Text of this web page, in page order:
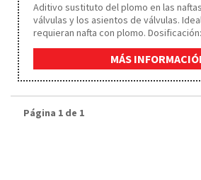
Aditivo sustituto del plomo en las
válvulas y los asientos de válvulas.
requieran nafta con plomo.
para 25 lts. de nafta.
MÁS
Página 1 de 1